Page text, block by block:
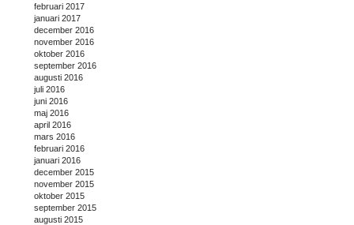
februari 2017
januari 2017
december 2016
november 2016
oktober 2016
september 2016
augusti 2016
juli 2016
juni 2016
maj 2016
april 2016
mars 2016
februari 2016
januari 2016
december 2015
november 2015
oktober 2015
september 2015
augusti 2015